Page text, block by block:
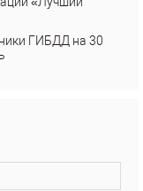
ГИБДД на 30